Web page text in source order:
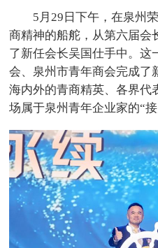
5月29日下午，在泉州
商精神的船舵，从第六届会
了新任会长吴国仕手中。这
会、泉州市青年商会完成了
海内外的青商精英、各界代
场属于泉州青年企业家的“接